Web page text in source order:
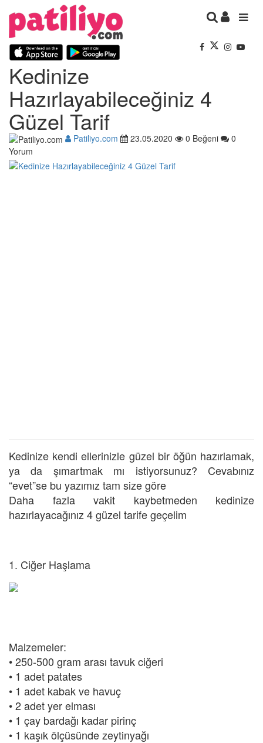
Kedinize
Hazırlayabileceğiniz 4
Güzel Tarif
Patiliyo.com 23.05.2020 0 Beğeni
0
Yorum
Kedinize kendi ellerinizle güzel bir öğün hazırlamak,
ya da şımartmak mı istiyorsunuz? Cevabınız
“evet”se bu yazımız tam size göre
Daha fazla vakit kaybetmeden kedinize
hazırlayacağınız 4 güzel tarife geçelim
1. Ciğer Haşlama
Malzemeler:
• 250-500 gram arası tavuk ciğeri
• 1 adet patates
• 1 adet kabak ve havuç
• 2 adet yer elması
• 1 çay bardağı kadar pirinç
• 1 kaşık ölçüsünde zeytinyağı